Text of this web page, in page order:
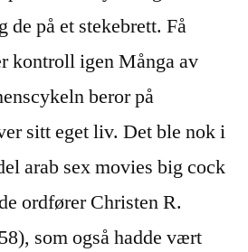
de på et stekebrett. Få
kontroll igen Många av
beror på
sitt eget liv. Det ble nok i
arab sex movies big cock
ordfører Christen R.
som også hadde vært